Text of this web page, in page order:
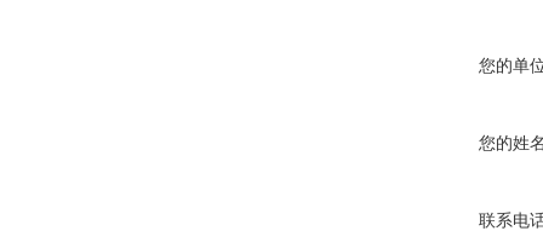
您的单
您的姓
联系电